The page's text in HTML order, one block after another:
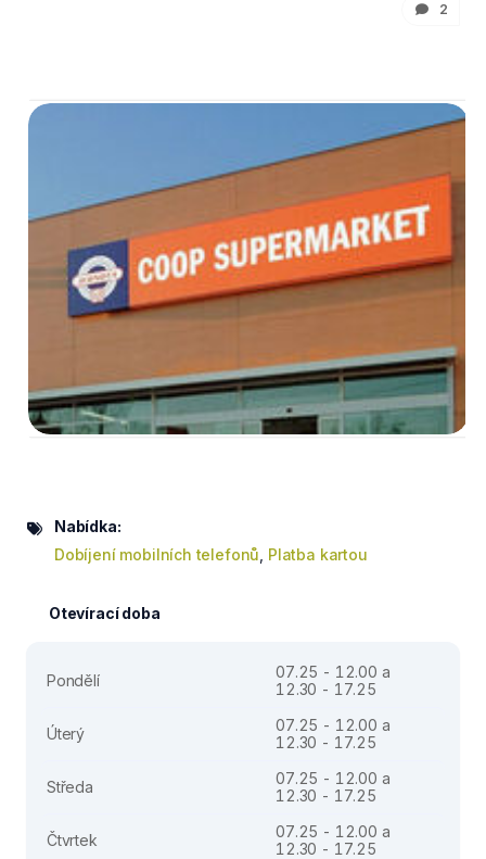
2
Nabídka:
Dobíjení mobilních telefonů Platba kartou
Otevírací doba
Pondělí
07.25 - 12.00 a
12.30 - 17.25
Úterý
07.25 - 12.00 a
12.30 - 17.25
Středa
07.25 - 12.00 a
12.30 - 17.25
Čtvrtek
07.25 - 12.00 a
12.30 - 17.25